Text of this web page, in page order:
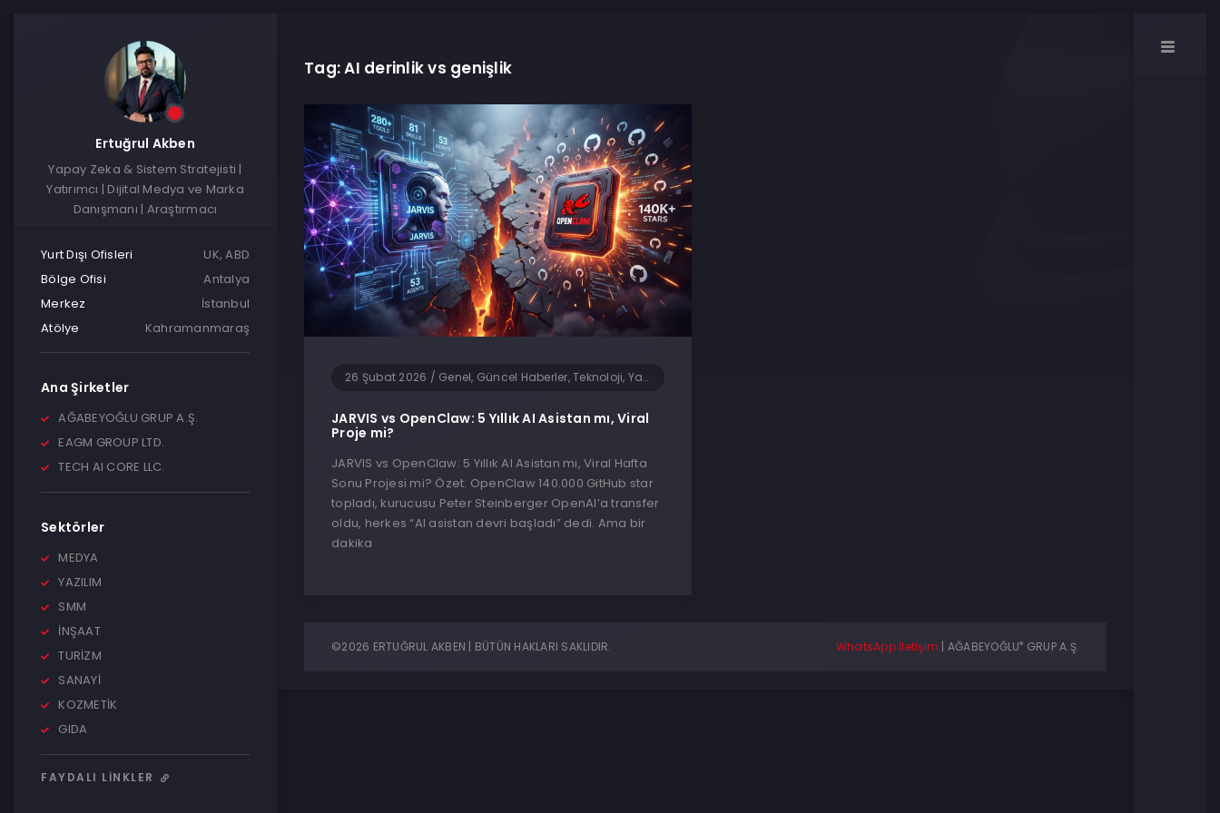
Ertuğrul Akben
Yapay Zeka & Sistem Stratejisti |
Yatırımcı | Dijital Medya ve Marka
Danışmanı | Araştırmacı
Yurt Dışı Ofisleri
UK, ABD
Bölge Ofisi
Antalya
Merkez
İstanbul
Atölye
Kahramanmaraş
Ana Şirketler
AĞABEYOĞLU GRUP A.Ş.
EAGM GROUP LTD.
TECH AI CORE LLC.
Sektörler
MEDYA
YAZILIM
SMM
İNŞAAT
TURİZM
SANAYİ
KOZMETİK
GIDA
FAYDALI LINKLER
Tag: AI derinlik vs genişlik
26 Şubat 2026 / Genel, Güncel Haberler, Teknoloji, Yapay Zeka, Yazılım
JARVIS vs OpenClaw: 5 Yıllık AI Asistan mı, Viral
Proje mi?
JARVIS vs OpenClaw: 5 Yıllık AI Asistan mı, Viral Hafta
Sonu Projesi mi? Özet: OpenClaw 140.000 GitHub star
topladı, kurucusu Peter Steinberger OpenAI’a transfer
oldu, herkes “AI asistan devri başladı” dedi. Ama bir
dakika
©2026 ERTUĞRUL AKBEN | BÜTÜN HAKLARI SAKLIDIR. WhatsApp İletişim | AĞABEYOĞLU® GRUP A.Ş.